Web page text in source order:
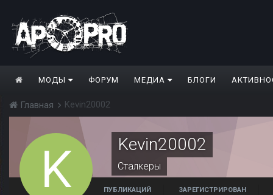
МОДЫ ФОРУМ МЕДИА БЛОГИ
Главная Kevin20002
Kevin20002
Сталкеры
ПУБЛИКАЦИЙ ЗАРЕГИСТРИРОВАН